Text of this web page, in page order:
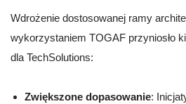
Wdrożenie dostosowanej ramy
wykorzystaniem TOGAF przyniosło
dla TechSolutions:
Zwiększone dopasowanie: